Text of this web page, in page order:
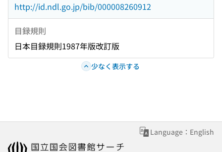
http://id.ndl.go.jp/bib/000008260912
目録規則
日本目録規則1987年版改訂版
少なく表示する
Language：English